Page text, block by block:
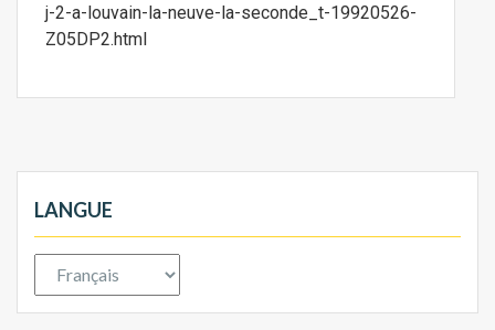
j-2-a-louvain-la-neuve-la-seconde_t-19920526-
Z05DP2.html
LANGUE